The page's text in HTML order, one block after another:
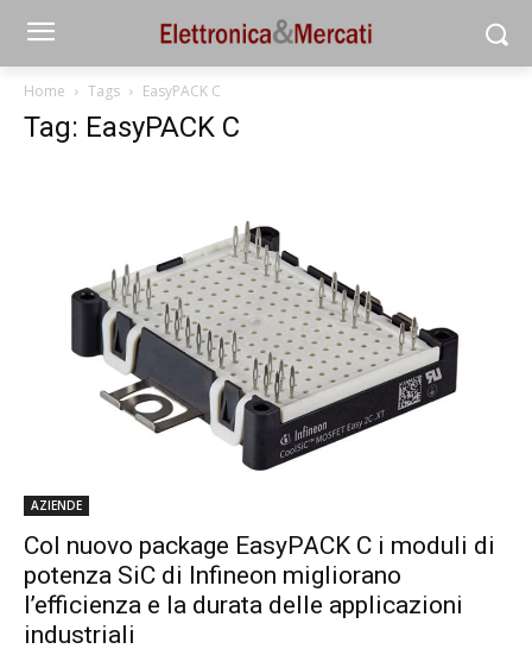
Home Tags EasyPACK C
Tag: EasyPACK C
AZIENDE
Col nuovo package EasyPACK C i moduli di
potenza SiC di Infineon migliorano
l’efficienza e la durata delle applicazioni
industriali